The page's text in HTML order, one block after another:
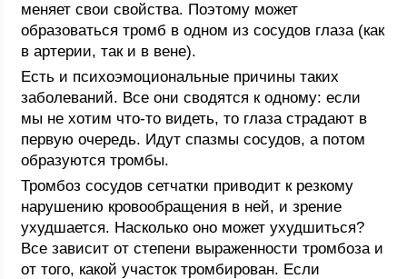
меняет свои свойства. Поэтому может
образоваться тромб в одном из сосудов глаза (как
в артерии, так и в вене).
Есть и психоэмоциональные причины таких
заболеваний. Все они сводятся к одному: если
мы не хотим что-то видеть, то глаза страдают в
первую очередь. Идут спазмы сосудов, а потом
образуются тромбы.
Тромбоз сосудов сетчатки приводит к резкому
нарушению кровообращения в ней, и зрение
ухудшается. Насколько оно может ухудшиться?
Все зависит от степени выраженности тромбоза и
от того, какой участок тромбирован. Если